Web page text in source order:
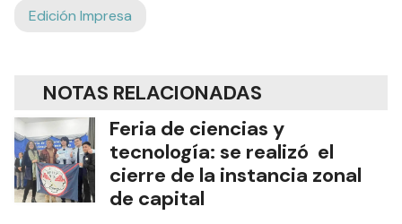
Edición Impresa
NOTAS RELACIONADAS
Feria de ciencias y
tecnología: se realizó el
cierre de la instancia zonal
de capital